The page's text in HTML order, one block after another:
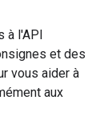
à l'API
et des
vous aider à
aux